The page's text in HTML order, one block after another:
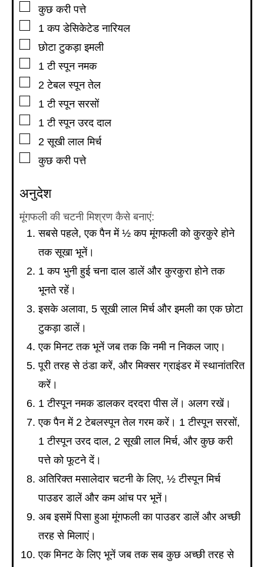
▢
कुछ करी पत्ते
▢
1 कप डेसिकेटेड नारियल
▢
छोटा टुकड़ा इमली
▢
1 टी स्पून नमक
▢
2 टेबल स्पून तेल
▢
1 टी स्पून सरसों
▢
1 टी स्पून उरद दाल
▢
2 सूखी लाल मिर्च
▢
कुछ करी पत्ते
अनुदेश
मूंगफली की चटनी मिश्रण कैसे बनाएं:
सबसे पहले, एक पैन में ½ कप मूंगफली को कुरकुरे होने
तक सूखा भूनें।
1 कप भुनी हुई चना दाल डालें और कुरकुरा होने तक
भूनते रहें।
इसके अलावा, 5 सूखी लाल मिर्च और इमली का एक छोटा
टुकड़ा डालें।
एक मिनट तक भूनें जब तक कि नमी न निकल जाए।
पूरी तरह से ठंडा करें, और मिक्सर ग्राइंडर में स्थानांतरित
करें।
1 टीस्पून नमक डालकर दरदरा पीस लें। अलग रखें।
एक पैन में 2 टेबलस्पून तेल गरम करें। 1 टीस्पून सरसों,
1 टीस्पून उरद दाल, 2 सूखी लाल मिर्च, और कुछ करी
पत्ते को फूटने दें।
अतिरिक्त मसालेदार चटनी के लिए, ½ टीस्पून मिर्च
पाउडर डालें और कम आंच पर भूनें।
अब इसमें पिसा हुआ मूंगफली का पाउडर डालें और अच्छी
तरह से मिलाएं।
एक मिनट के लिए भूनें जब तक सब कुछ अच्छी तरह से